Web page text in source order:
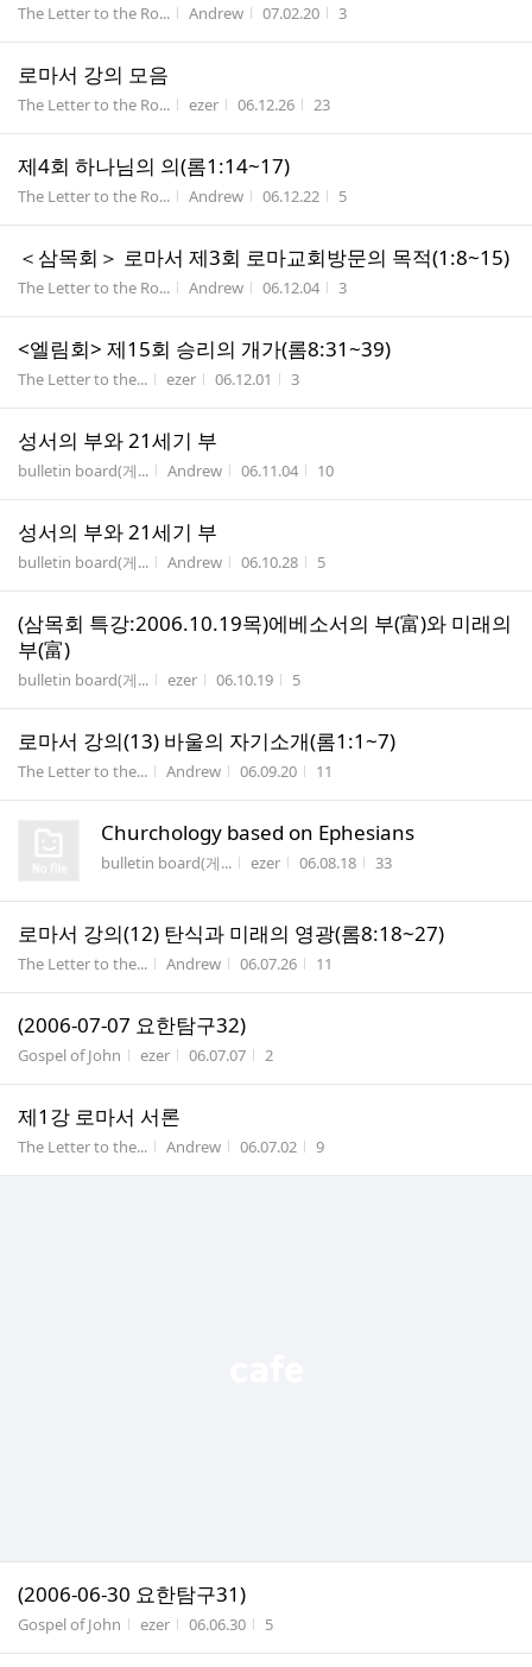
게시판명
The Letter to the Ro... 작성자
Andrew 작성시간
07.02.20 조회수
3
로마서 강의 모음
게시판명
The Letter to the Ro... 작성자
ezer 작성시간
06.12.26 조회수
23
제4회 하나님의 의(롬1:14~17)
게시판명
The Letter to the Ro... 작성자
Andrew 작성시간
06.12.22 조회수
5
＜삼목회＞ 로마서 제3회 로마교회방문의 목적(1:8~15)
게시판명
The Letter to the Ro... 작성자
Andrew 작성시간
06.12.04 조회수
3
<엘림회> 제15회 승리의 개가(롬8:31~39)
게시판명
The Letter to the... 작성자
ezer 작성시간
06.12.01 조회수
3
성서의 부와 21세기 부
게시판명
bulletin board(게... 작성자
Andrew 작성시간
06.11.04 조회수
10
성서의 부와 21세기 부
게시판명
bulletin board(게... 작성자
Andrew 작성시간
06.10.28 조회수
5
(삼목회 특강:2006.10.19목)에베소서의 부(富)와 미래의
부(富)
게시판명
bulletin board(게... 작성자
ezer 작성시간
06.10.19 조회수
5
로마서 강의(13) 바울의 자기소개(롬1:1~7)
게시판명
The Letter to the... 작성자
Andrew 작성시간
06.09.20 조회수
11
Churchology based on Ephesians
게시판명
bulletin board(게... 작성자
ezer 작성시간
06.08.18 조회수
33
로마서 강의(12) 탄식과 미래의 영광(롬8:18~27)
게시판명
The Letter to the... 작성자
Andrew 작성시간
06.07.26 조회수
11
(2006-07-07 요한탐구32)
게시판명
Gospel of John 작성자
ezer 작성시간
06.07.07 조회수
2
제1강 로마서 서론
게시판명
The Letter to the... 작성자
Andrew 작성시간
06.07.02 조회수
9
(2006-06-30 요한탐구31)
게시판명
Gospel of John 작성자
ezer 작성시간
06.06.30 조회수
5